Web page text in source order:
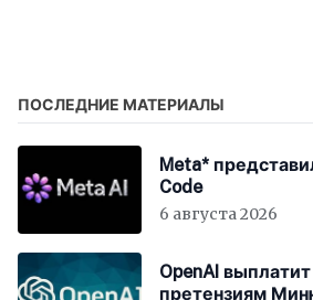
ПОСЛЕДНИЕ МАТЕРИАЛЫ
Meta*
Code
6 августа 2026
OpenAI
претензиям